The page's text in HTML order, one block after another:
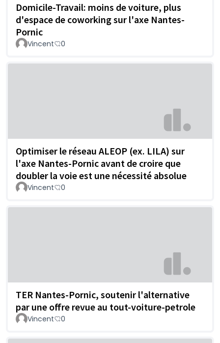
Domicile-Travail: moins de voiture, plus
d'espace de coworking sur l'axe Nantes-
Pornic
Vincent 0
Optimiser le réseau ALEOP (ex. LILA) sur
l'axe Nantes-Pornic avant de croire que
doubler la voie est une nécessité absolue
Vincent 0
TER Nantes-Pornic, soutenir l'alternative
par une offre revue au tout-voiture-petrole
Vincent 0